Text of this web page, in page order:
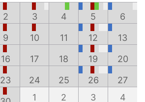
2 3 4 5 6
9 10 11 12 13
16 17 18 19 20
23 24 25 26 27
1 2 3
4